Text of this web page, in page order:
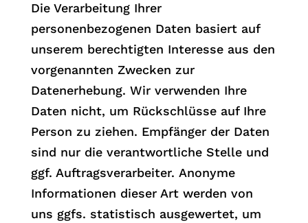
Die Verarbeitung Ihrer
personenbezogenen Daten basiert auf
unserem berechtigten Interesse aus den
vorgenannten Zwecken zur
Datenerhebung. Wir verwenden Ihre
Daten nicht, um Rückschlüsse auf Ihre
Person zu ziehen. Empfänger der Daten
sind nur die verantwortliche Stelle und
ggf. Auftragsverarbeiter. Anonyme
Informationen dieser Art werden von
uns ggfs. statistisch ausgewertet, um